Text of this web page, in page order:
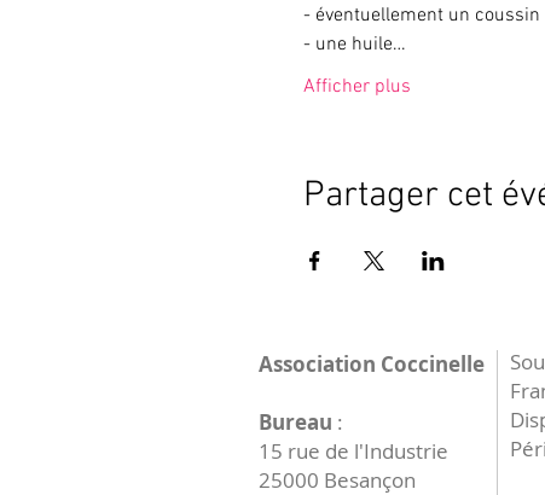
- éventuellement un
- une huile…
Afficher plus
Partager cet
Association Coccinelle
Bureau :
15 rue de l'Industrie
25000 Besançon